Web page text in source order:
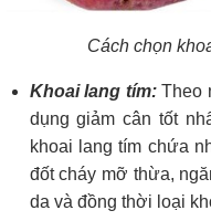
Cách chọn
Khoai lang tím:Theo
dụng giảm cân tốt
khoai lang tím chứa
đốt cháy mỡ thừa,
da và đồng thời loại